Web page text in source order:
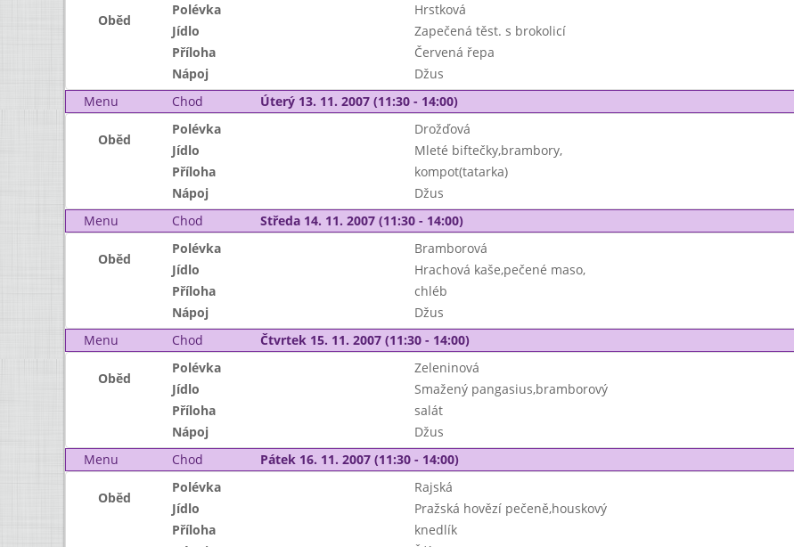
Oběd
Polévka
Hrstková
Jídlo
Zapečená těst. s brokolicí
Příloha
Červená řepa
Nápoj
Džus
Menu
Chod Úterý 13. 11. 2007 (11:30 - 14:00)
Oběd
Polévka
Drožďová
Jídlo
Mleté biftečky,brambory,
Příloha
kompot(tatarka)
Nápoj
Džus
Menu
Chod Středa 14. 11. 2007 (11:30 - 14:00)
Oběd
Polévka
Bramborová
Jídlo
Hrachová kaše,pečené maso,
Příloha
chléb
Nápoj
Džus
Menu
Chod Čtvrtek 15. 11. 2007 (11:30 - 14:00)
Oběd
Polévka
Zeleninová
Jídlo
Smažený pangasius,bramborový
Příloha
salát
Nápoj
Džus
Menu
Chod Pátek 16. 11. 2007 (11:30 - 14:00)
Oběd
Polévka
Rajská
Jídlo
Pražská hovězí pečeně,houskový
Příloha
knedlík